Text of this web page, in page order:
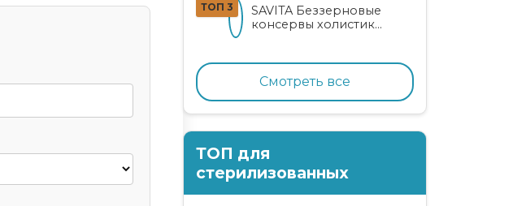
ТОП 3
SAVITA Беззерновые
консервы холистик
Смотреть все
ТОП для
стерилизованных